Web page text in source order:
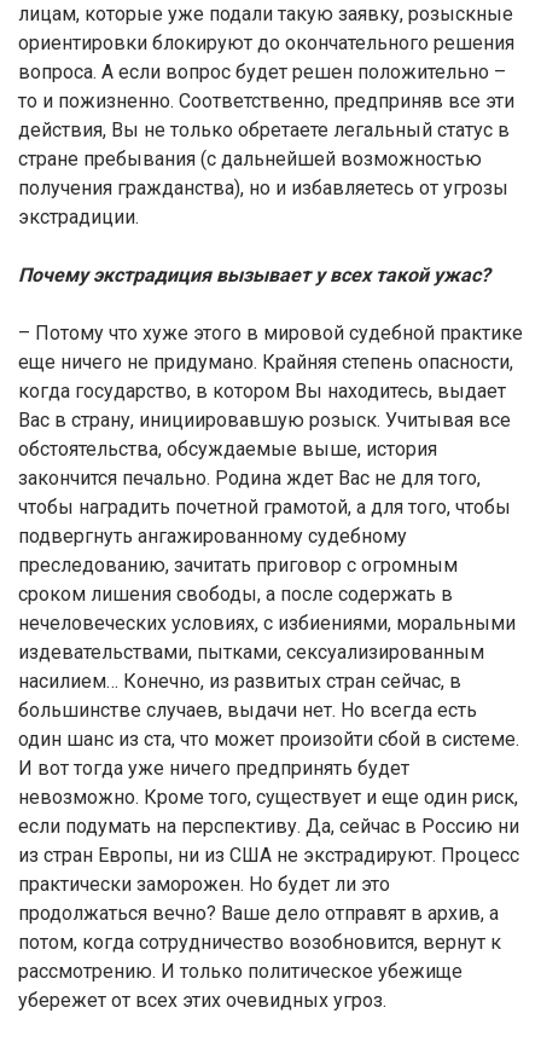
лицам, которые уже подали такую заявку, розыскные
ориентировки блокируют до окончательного решения
вопроса. А если вопрос будет решен положительно –
то и пожизненно. Соответственно, предприняв все эти
действия, Вы не только обретаете легальный статус в
стране пребывания (с дальнейшей возможностью
получения гражданства), но и избавляетесь от угрозы
экстрадиции.
Почему экстрадиция вызывает у всех такой ужас?
– Потому что хуже этого в мировой судебной практике
еще ничего не придумано. Крайняя степень опасности,
когда государство, в котором Вы находитесь, выдает
Вас в страну, инициировавшую розыск. Учитывая все
обстоятельства, обсуждаемые выше, история
закончится печально. Родина ждет Вас не для того,
чтобы наградить почетной грамотой, а для того, чтобы
подвергнуть ангажированному судебному
преследованию, зачитать приговор с огромным
сроком лишения свободы, а после содержать в
нечеловеческих условиях, с избиениями, моральными
издевательствами, пытками, сексуализированным
насилием… Конечно, из развитых стран сейчас, в
большинстве случаев, выдачи нет. Но всегда есть
один шанс из ста, что может произойти сбой в системе.
И вот тогда уже ничего предпринять будет
невозможно. Кроме того, существует и еще один риск,
если подумать на перспективу. Да, сейчас в Россию ни
из стран Европы, ни из США не экстрадируют. Процесс
практически заморожен. Но будет ли это
продолжаться вечно? Ваше дело отправят в архив, а
потом, когда сотрудничество возобновится, вернут к
рассмотрению. И только политическое убежище
убережет от всех этих очевидных угроз.